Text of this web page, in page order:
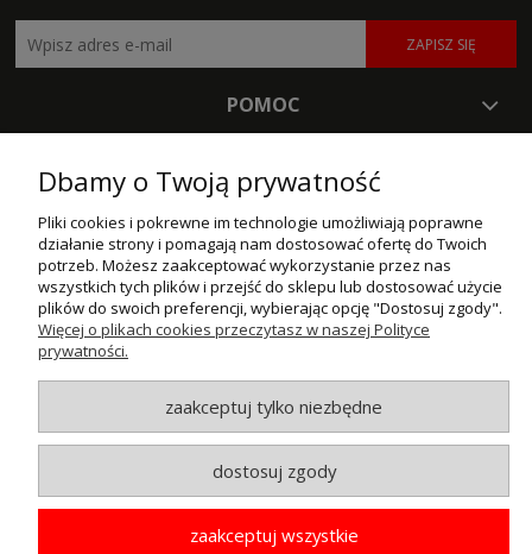
ZAPISZ SIĘ
POMOC
INFORMACJE
O NAS
© MAXSOTE 2026.Wszystkie prawa zastrzeżone.
pokaż pełną wersję strony
Dbamy o Twoją prywatność
Pliki cookies i pokrewne im technologie umożliwiają poprawne
działanie strony i pomagają nam dostosować ofertę do Twoich
potrzeb. Możesz zaakceptować wykorzystanie przez nas
wszystkich tych plików i przejść do sklepu lub dostosować użycie
plików do swoich preferencji, wybierając opcję "Dostosuj zgody".
Więcej o plikach cookies przeczytasz w naszej Polityce
prywatności.
zaakceptuj tylko niezbędne
dostosuj zgody
zaakceptuj wszystkie